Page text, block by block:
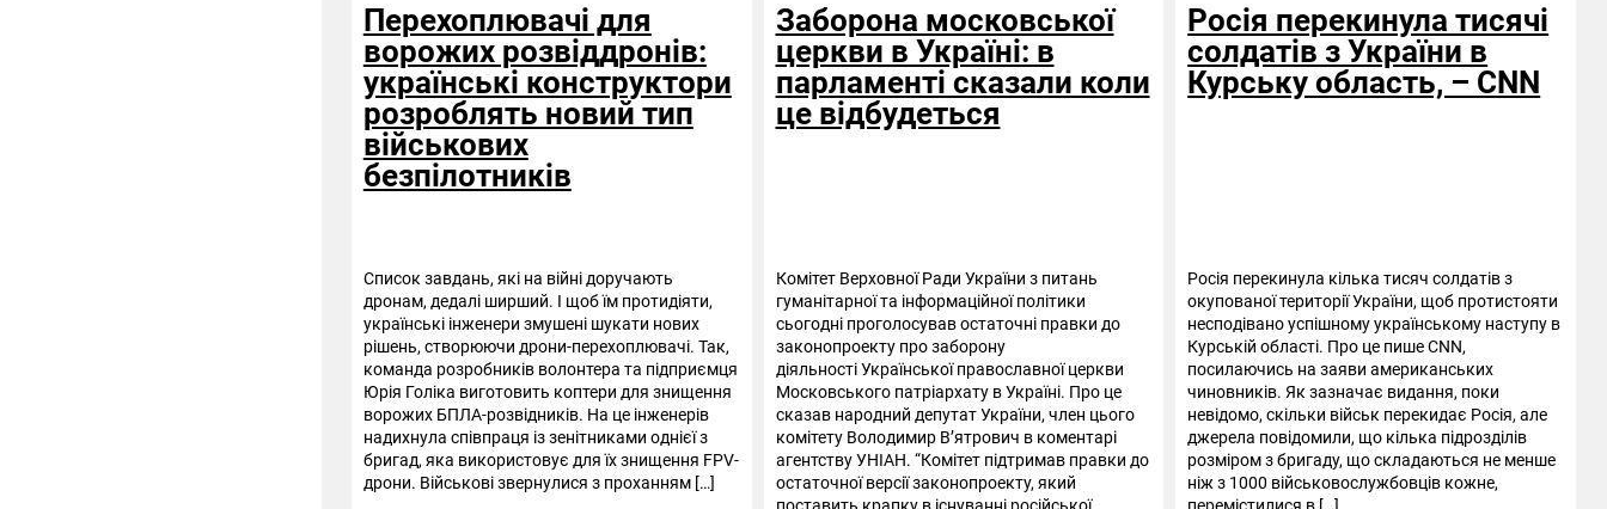
Перехоплювачі для
ворожих розвіддронів:
українські конструктори
розроблять новий тип
військових
безпілотників
Список завдань, які на війні доручають
дронам, дедалі ширший. І щоб їм протидіяти,
українські інженери змушені шукати нових
рішень, створюючи дрони-перехоплювачі. Так,
команда розробників волонтера та підприємця
Юрія Голіка виготовить коптери для знищення
ворожих БПЛА-розвідників. На це інженерів
надихнула співпраця із зенітниками однієї з
бригад, яка використовує для їх знищення FPV-
дрони. Військові звернулися з проханням […]
Заборона московської
церкви в Україні: в
парламенті сказали коли
це відбудеться
Комітет Верховної Ради України з питань
гуманітарної та інформаційної політики
сьогодні проголосував остаточні правки до
законопроекту про заборону
діяльності Української православної церкви
Московського патріархату в Україні. Про це
сказав народний депутат України, член цього
комітету Володимир В’ятрович в коментарі
агентству УНІАН. “Комітет підтримав правки до
остаточної версії законопроекту, який
поставить крапку в існуванні російської
Росія перекинула тисячі
солдатів з України в
Курську область, – CNN
Росія перекинула кілька тисяч солдатів з
окупованої території України, щоб протистояти
несподівано успішному українському наступу в
Курській області. Про це пише CNN,
посилаючись на заяви американських
чиновників. Як зазначає видання, поки
невідомо, скільки військ перекидає Росія, але
джерела повідомили, що кілька підрозділів
розміром з бригаду, що складаються не менше
ніж з 1000 військовослужбовців кожне,
перемістилися в […]